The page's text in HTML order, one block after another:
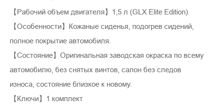
【Рабочий объем двигателя】1,5 л (GLX Elite Edition)
【Особенности】Кожаные сиденья, подогрев сидений,
полное покрытие автомобиля.
【Состояние】Оригинальная заводская окраска по всему
автомобилю, без снятых винтов, салон без следов
износа, состояние близкое к новому.
【Ключи】1 комплект